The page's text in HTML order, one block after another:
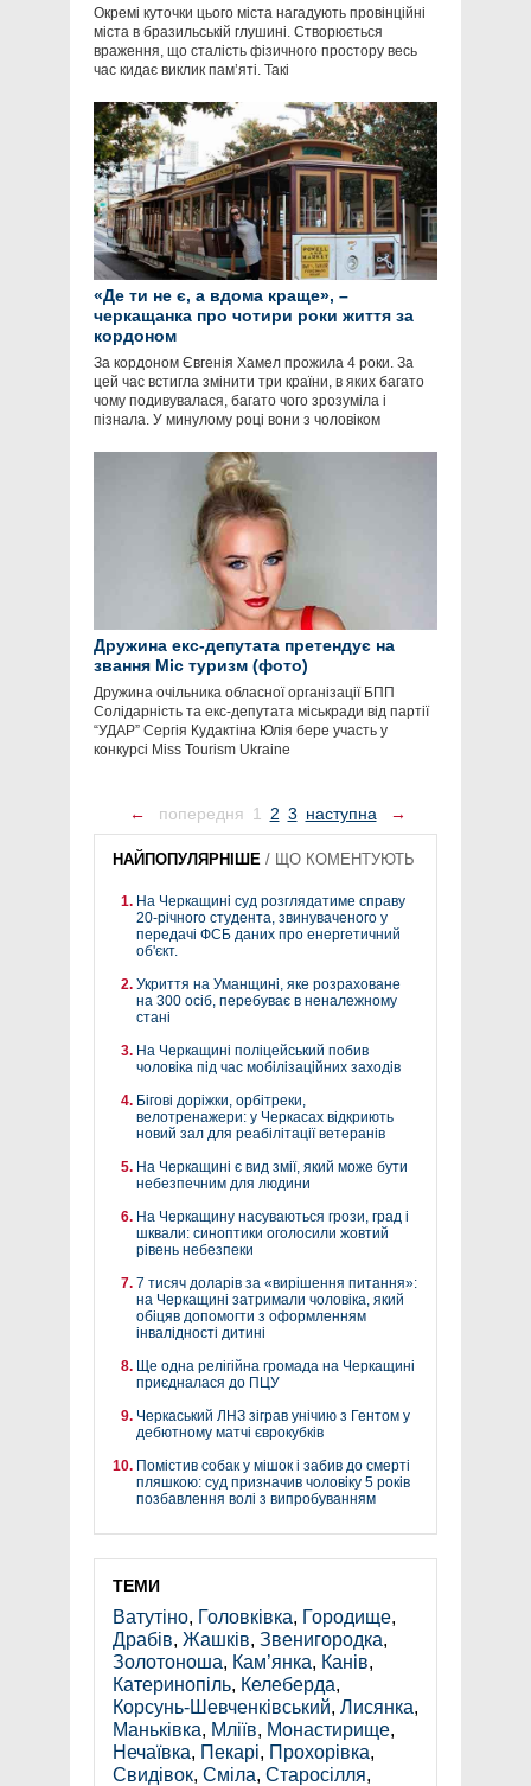
Окремі куточки цього міста нагадують провінційні
міста в бразильській глушині. Створюється
враження, що сталість фізичного простору весь
час кидає виклик пам’яті. Такі
«Де ти не є, а вдома краще», –
черкащанка про чотири роки життя за
кордоном
За кордоном Євгенія Хамел прожила 4 роки. За
цей час встигла змінити три країни, в яких багато
чому подивувалася, багато чого зрозуміла і
пізнала. У минулому році вони з чоловіком
Дружина екс-депутата претендує на
звання Міс туризм (фото)
Дружина очільника обласної організації БПП
Солідарність та екс-депутата міськради від партії
“УДАР” Сергія Кудактіна Юлія бере участь у
конкурсі Miss Tourism Ukraine
← попередня 1 2 3 наступна →
НАЙПОПУЛЯРНІШЕ / ЩО КОМЕНТУЮТЬ
На Черкащині суд розглядатиме справу
20-річного студента, звинуваченого у
передачі ФСБ даних про енергетичний
об'єкт.
Укриття на Уманщині, яке розраховане
на 300 осіб, перебуває в неналежному
стані
На Черкащині поліцейський побив
чоловіка під час мобілізаційних заходів
Бігові доріжки, орбітреки,
велотренажери: у Черкасах відкриють
новий зал для реабілітації ветеранів
На Черкащині є вид змії, який може бути
небезпечним для людини
На Черкащину насуваються грози, град і
шквали: синоптики оголосили жовтий
рівень небезпеки
7 тисяч доларів за «вирішення питання»:
на Черкащині затримали чоловіка, який
обіцяв допомогти з оформленням
інвалідності дитині
Ще одна релігійна громада на Черкащині
приєдналася до ПЦУ
Черкаський ЛНЗ зіграв унічию з Гентом у
дебютному матчі єврокубків
Помістив собак у мішок і забив до смерті
пляшкою: суд призначив чоловіку 5 років
позбавлення волі з випробуванням
ТЕМИ
Ватутіно, Головківка, Городище,
Драбів, Жашків, Звенигородка,
Золотоноша, Кам’янка, Канів,
Катеринопіль, Келеберда,
Корсунь-Шевченківський, Лисянка,
Маньківка, Мліїв, Монастирище,
Нечаївка, Пекарі, Прохорівка,
Свидівок, Сміла, Старосілля,